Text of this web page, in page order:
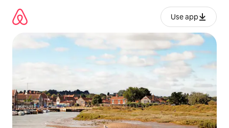
kwenda
kwenye
Use app